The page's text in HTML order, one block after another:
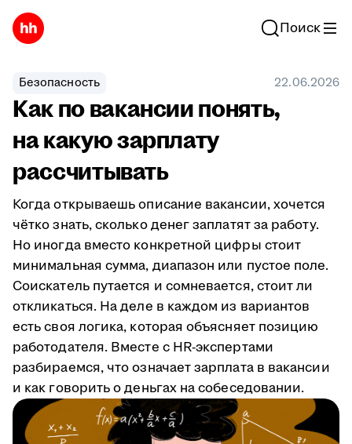
Поиск
Безопасность 22.06.2026
Как по вакансии понять,
на какую зарплату
рассчитывать
Когда открываешь описание вакансии, хочется
чётко знать, сколько денег заплатят за работу.
Но иногда вместо конкретной цифры стоит
минимальная сумма, диапазон или пустое поле.
Соискатель путается и сомневается, стоит ли
откликаться. На деле в каждом из вариантов
есть своя логика, которая объясняет позицию
работодателя. Вместе с HR-экспертами
разбираемся, что означает зарплата в вакансии
и как говорить о деньгах на собеседовании.